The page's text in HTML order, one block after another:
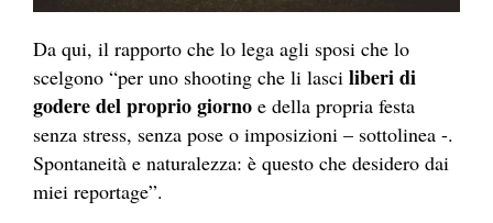
Da qui, il rapporto che lo lega agli sposi che lo
scelgono “per uno shooting che li lasci liberi di
godere del proprio giorno e della propria festa
senza stress, senza pose o imposizioni – sottolinea -.
Spontaneità e naturalezza: è questo che desidero dai
miei reportage”.